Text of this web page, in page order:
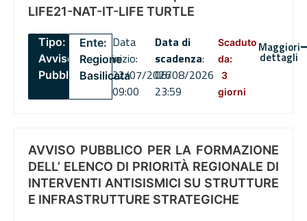
LIFE21-NAT-IT-LIFE TURTLE
Tipo:
Avviso
Pubblico
Ente:
Regione
Basilicata
Data
inizio:
22/07/2026
09:00
Data di
scadenza:
06/08/2026
23:59
Scaduto
da:
3
giorni
Maggiori
dettagli
AVVISO PUBBLICO PER LA FORMAZIONE
DELL’ ELENCO DI PRIORITÀ REGIONALE DI
INTERVENTI ANTISISMICI SU STRUTTURE
E INFRASTRUTTURE STRATEGICHE